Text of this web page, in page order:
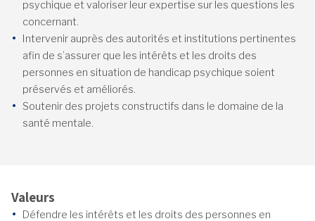
psychique et valoriser leur expertise sur les questions les
concernant.
Intervenir auprès des autorités et institutions pertinentes
afin de s’assurer que les intérêts et les droits des
personnes en situation de handicap psychique soient
préservés et améliorés.
Soutenir des projets constructifs dans le domaine de la
santé mentale.
Valeurs
Défendre les intérêts et les droits des personnes en